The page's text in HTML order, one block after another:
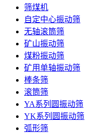
筛煤机
自定中心振动筛
无轴滚筒筛
矿山振动筛
煤粉振动筛
矿用单轴振动筛
棒条筛
滚筒筛
YA系列圆振动筛
YK系列圆振动筛
弧形筛